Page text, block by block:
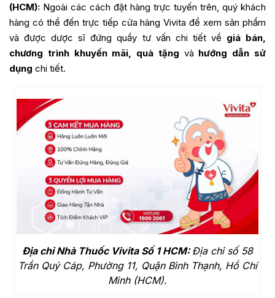
(HCM): Ngoài các cách đặt hàng trực tuyến trên, quý khách
hàng có thể đến trực tiếp cửa hàng Vivita để xem sản phẩm
và được dược sĩ đứng quầy tư vấn chi tiết về giá bán,
chương trình khuyến mãi, quà tặng và hướng dẫn sử
dụng chi tiết.
Địa chỉ Nhà Thuốc Vivita Số 1 HCM:Địa chỉ số 58
Trần Quý Cáp, Phường 11, Quận Bình Thạnh, Hồ Chí
Minh (HCM).